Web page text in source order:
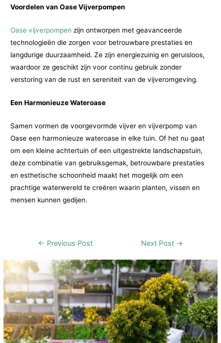
Voordelen van Oase Vijverpompen
Oase vijverpompen zijn ontworpen met geavanceerde
technologieën die zorgen voor betrouwbare prestaties en
langdurige duurzaamheid. Ze zijn energiezuinig en geruisloos,
waardoor ze geschikt zijn voor continu gebruik zonder
verstoring van de rust en sereniteit van de vijveromgeving.
Een Harmonieuze Wateroase
Samen vormen de voorgevormde vijver en vijverpomp van
Oase een harmonieuze wateroase in elke tuin. Of het nu gaat
om een kleine achtertuin of een uitgestrekte landschapstuin,
deze combinatie van gebruiksgemak, betrouwbare prestaties
en esthetische schoonheid maakt het mogelijk om een
prachtige waterwereld te creëren waarin planten, vissen en
mensen kunnen gedijen.
Post← Previous Post Next Post →